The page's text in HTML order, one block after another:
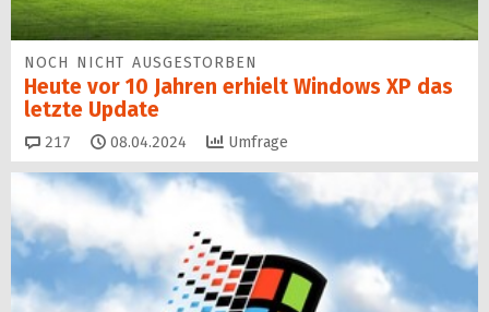
NOCH NICHT AUSGESTORBEN
Heute vor 10 Jahren erhielt Windows XP das
letzte Update
217 Kommentare
08.04.2024 Umfrage